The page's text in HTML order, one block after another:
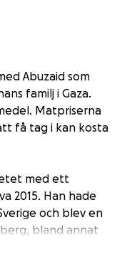
Abuzaid som
familj i Gaza.
Matpriserna
få tag i kan kosta
med ett
2015. Han hade
och blev en
bland annat